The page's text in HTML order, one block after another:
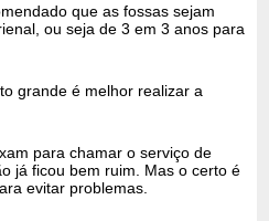
que as fossas sejam
ou seja de 3 em 3 anos para
grande é melhor realizar a
para chamar o serviço de
já ficou bem ruim. Mas o certo é
evitar problemas.